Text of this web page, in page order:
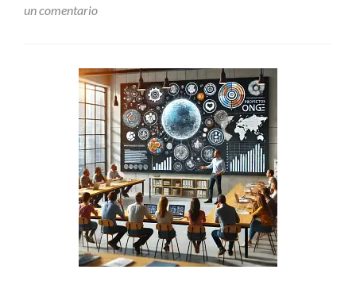
un comentario